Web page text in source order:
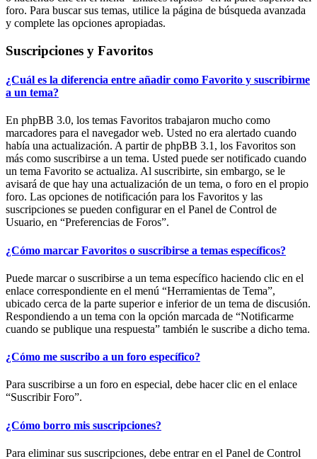
foro. Para buscar sus temas, utilice la página de búsqueda avanzada
y complete las opciones apropiadas.
Suscripciones y Favoritos
¿Cuál es la diferencia entre añadir como Favorito y suscribirme
a un tema?
En phpBB 3.0, los temas Favoritos trabajaron mucho como
marcadores para el navegador web. Usted no era alertado cuando
había una actualización. A partir de phpBB 3.1, los Favoritos son
más como suscribirse a un tema. Usted puede ser notificado cuando
un tema Favorito se actualiza. Al suscribirte, sin embargo, se le
avisará de que hay una actualización de un tema, o foro en el propio
foro. Las opciones de notificación para los Favoritos y las
suscripciones se pueden configurar en el Panel de Control de
Usuario, en “Preferencias de Foros”.
¿Cómo marcar Favoritos o suscribirse a temas específicos?
Puede marcar o suscribirse a un tema específico haciendo clic en el
enlace correspondiente en el menú “Herramientas de Tema”,
ubicado cerca de la parte superior e inferior de un tema de discusión.
Respondiendo a un tema con la opción marcada de “Notificarme
cuando se publique una respuesta” también le suscribe a dicho tema.
¿Cómo me suscribo a un foro específico?
Para suscribirse a un foro en especial, debe hacer clic en el enlace
“Suscribir Foro”.
¿Cómo borro mis suscripciones?
Para eliminar sus suscripciones, debe entrar en el Panel de Control